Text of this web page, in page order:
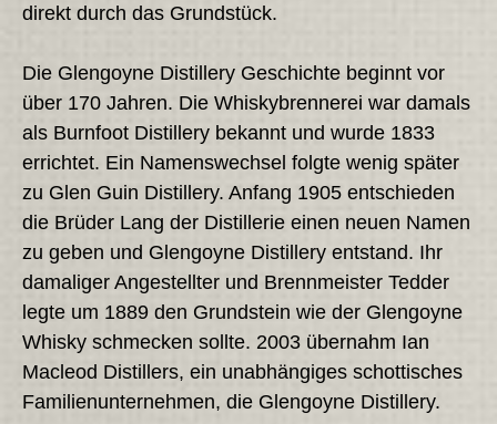
direkt durch das Grundstück.
Die Glengoyne Distillery Geschichte beginnt vor
über 170 Jahren. Die Whiskybrennerei war damals
als Burnfoot Distillery bekannt und wurde 1833
errichtet. Ein Namenswechsel folgte wenig später
zu Glen Guin Distillery. Anfang 1905 entschieden
die Brüder Lang der Distillerie einen neuen Namen
zu geben und Glengoyne Distillery entstand. Ihr
damaliger Angestellter und Brennmeister Tedder
legte um 1889 den Grundstein wie der Glengoyne
Whisky schmecken sollte. 2003 übernahm Ian
Macleod Distillers, ein unabhängiges schottisches
Familienunternehmen, die Glengoyne Distillery.